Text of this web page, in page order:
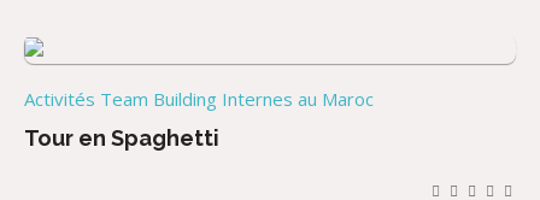
Activités Team Building Internes au Maroc
Tour en Spaghetti